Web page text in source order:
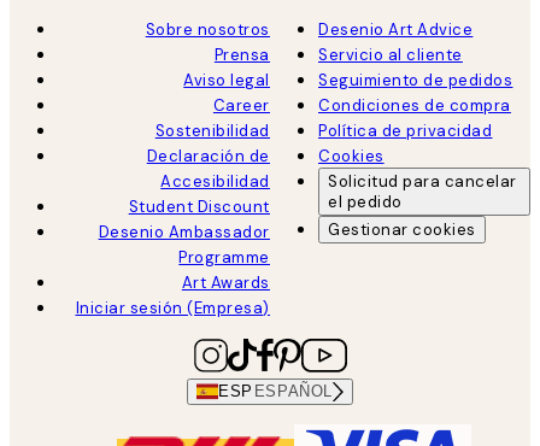
Sobre nosotros
Prensa
Aviso legal
Career
Sostenibilidad
Declaración de
Accesibilidad
Student Discount
Desenio Ambassador
Programme
Art Awards
Iniciar sesión (Empresa)
Desenio Art Advice
Servicio al cliente
Seguimiento de pedidos
Condiciones de compra
Política de privacidad
Cookies
Solicitud para cancelar
el pedido
Gestionar cookies
ESP ESPAÑOL